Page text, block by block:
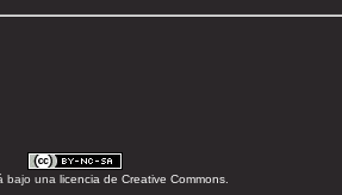
bajo una licencia de Creative Commons.